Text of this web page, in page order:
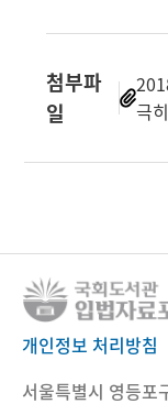
첨부파
일
극
개인정보 처리방침
서울특별시 영등